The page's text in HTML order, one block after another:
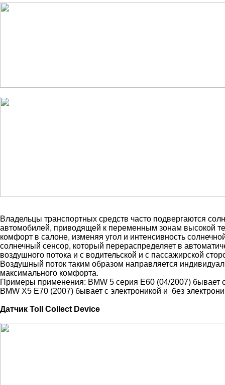
Владельцы транспортных средств часто подвергаются
автомобилей, приводящей к переменным зонам высокой
комфорт в салоне, изменяя угол и интенсивность
солнечный сенсор, который перераспределяет в
воздушного потока и с водительской и с пассажирской
Воздушный поток таким образом направляется
максимального комфорта.
Примеры применения: BMW 5 серия E60 (04/2007) бывает с
BMW X5 E70 (2007) бывает с электроникой и без
Датчик Toll Collect Device